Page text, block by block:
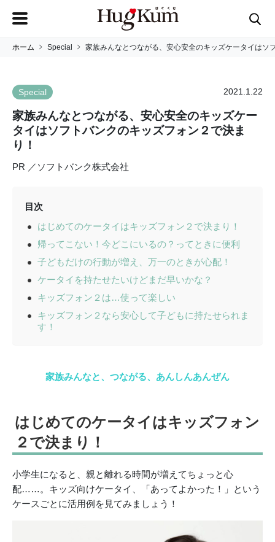
ホーム Special 家族みんなとつながる、安心安全のキッズケータイはソ
Special 2021.1.22
家族みんなとつながる、安心安全のキッズケー
タイはソフトバンクのキッズフォン２で決ま
り！
PR ／ソフトバンク株式会社
目次
はじめてのケータイはキッズフォン２で決まり！
帰ってこない！今どこにいるの？ってときに便利
子どもだけの行動が増え、万一のときが心配！
ケータイを持たせたいけどまだ早いかな？
キッズフォン２は…使って楽しい
キッズフォン２なら安心して子どもに持たせられま
す！
家族みんなと、つながる、あんしんあんぜん
はじめてのケータイはキッズフォン
２ で決まり！
小学生になると、親と離れる時間が増えてちょっと心
配……。キッズ向けケータイ、「あってよかった！」という
ケースごとに活用例を見てみましょう！